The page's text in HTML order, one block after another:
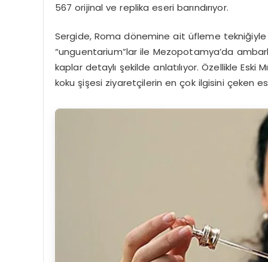
567 orijinal ve replika eseri barındırıyor.
Sergide, Roma dönemine ait üfleme tekniğiyle
“unguentarium”lar ile Mezopotamya’da
kaplar detaylı şekilde anlatılıyor. Özellikle Eski
koku şişesi ziyaretçilerin en çok ilgisini çeken